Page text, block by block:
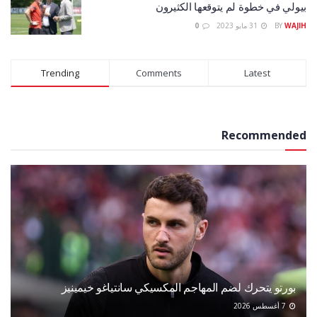
بيولي في خطوة لم يتوقعها الكثيرون
BY WAJIH
Trending Comments Latest
Recommended
بورتو يتحرك لضم المهاجم المكسيكي سانتياغو خيمينيز